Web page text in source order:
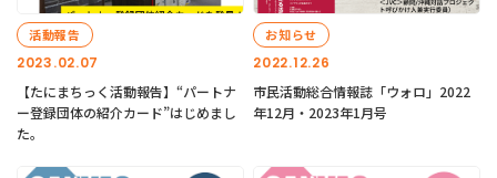
2023.02.07
活動報告
【たにまちっく活動報告】“パートナ
ー登録団体の紹介カード”はじめまし
た。
2022.12.26
お知らせ
市民活動総合情報誌「ウォロ」2022
年12月・2023年1月号